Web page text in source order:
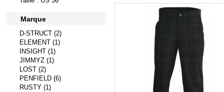
Marque
D-STRUCT (2)
ELEMENT (1)
INSIGHT (1)
JIMMYZ (1)
LOST (2)
PENFIELD (6)
RUSTY (1)